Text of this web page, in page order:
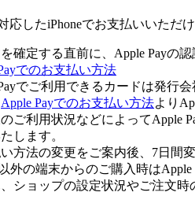
応したiPhoneでお支払いいただけ
確定する直前に、Apple Payの
でのお支払い方法
でご利用できるカードは発行会
Apple Payでのお支払い方法より
ご利用状況などによってApple
します。
方法の変更をご案内後、7日間
外の端末からのご購入時は
ショップの設定状況やご注文時